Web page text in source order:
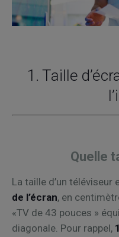
1. Taille
Quelle
La taille d’un téléviseur
de l’écran, en
«TV de 43 pouces »
diagonale. Pour rappel,